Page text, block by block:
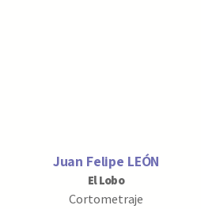
Juan Felipe LEÓN
El Lobo
Cortometraje